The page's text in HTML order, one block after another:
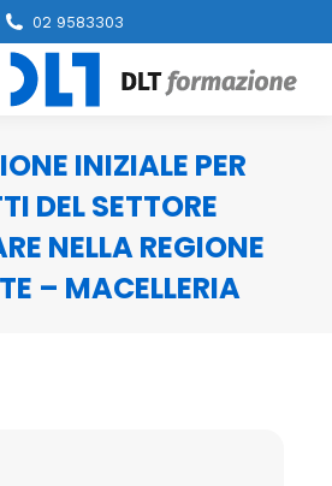
02 9583303
INIZIALE PER
DEL SETTORE
NELLA REGIONE
– MACELLERIA